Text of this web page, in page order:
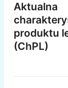
Aktualna
produktu
(ChPL)